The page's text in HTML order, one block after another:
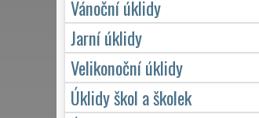
Vánoční úklidy
Jarní úklidy
Velikonoční úklidy
Úklidy škol a školek